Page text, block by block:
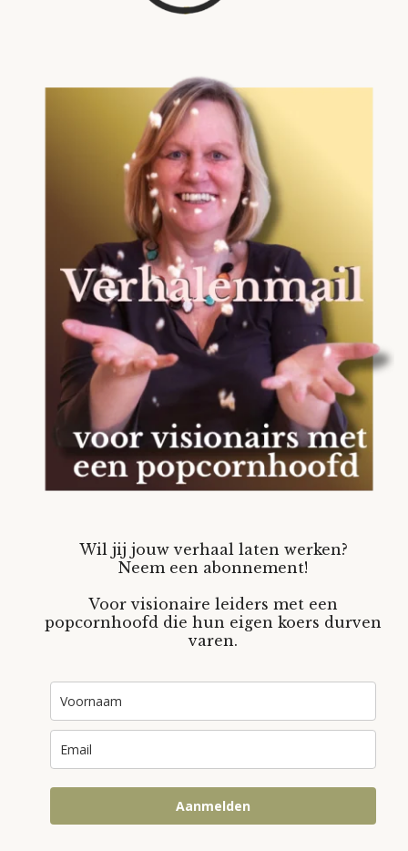
Wil jij jouw verhaal laten werken?
Neem een abonnement!
Voor visionaire leiders met een
popcornhoofd die hun eigen koers durven
varen.
Aanmelden